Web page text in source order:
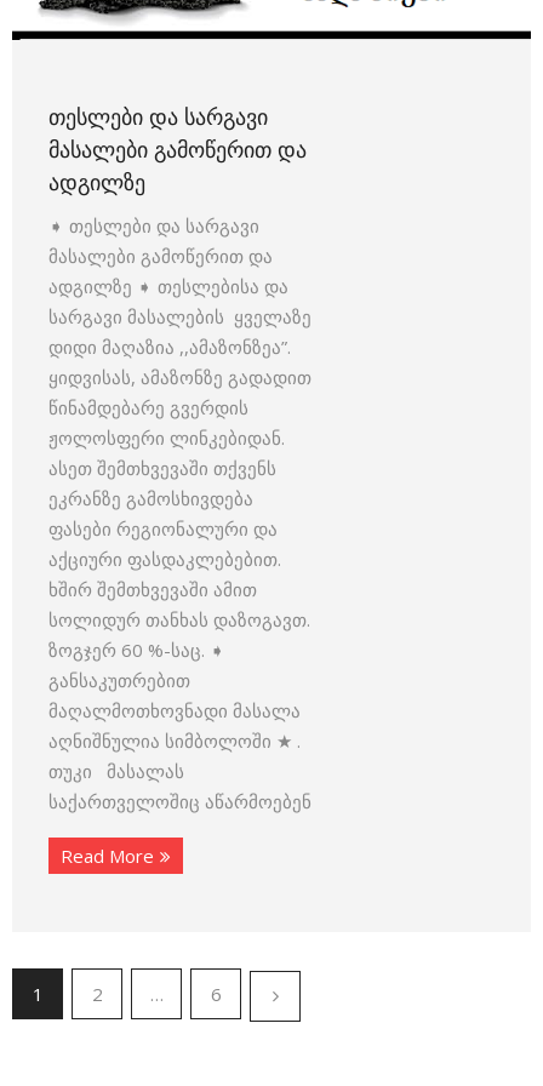
ᲗᲔᲡᲚᲔᲑᲘ ᲓᲐ ᲡᲐᲠᲒᲐᲕᲘ
ᲛᲐᲡᲐᲚᲔᲑᲘ ᲒᲐᲛᲝᲬᲔᲠᲘᲗ ᲓᲐ
ᲐᲓᲒᲘᲚᲖᲔ
➧ თესლები და სარგავი
მასალები გამოწერით და
ადგილზე ➧ თესლებისა და
სარგავი მასალების ყველაზე
დიდი მაღაზია ,,ამაზონზეა”.
ყიდვისას, ამაზონზე გადადით
წინამდებარე გვერდის
ჟოლოსფერი ლინკებიდან.
ასეთ შემთხვევაში თქვენს
ეკრანზე გამოსხივდება
ფასები რეგიონალური და
აქციური ფასდაკლებებით.
ხშირ შემთხვევაში ამით
სოლიდურ თანხას დაზოგავთ.
ზოგჯერ 60 %-საც. ➧
განსაკუთრებით
მაღალმოთხოვნადი მასალა
აღნიშნულია სიმბოლოში ★ .
თუკი მასალას
საქართველოშიც აწარმოებენ
Read More
1 2 … 6